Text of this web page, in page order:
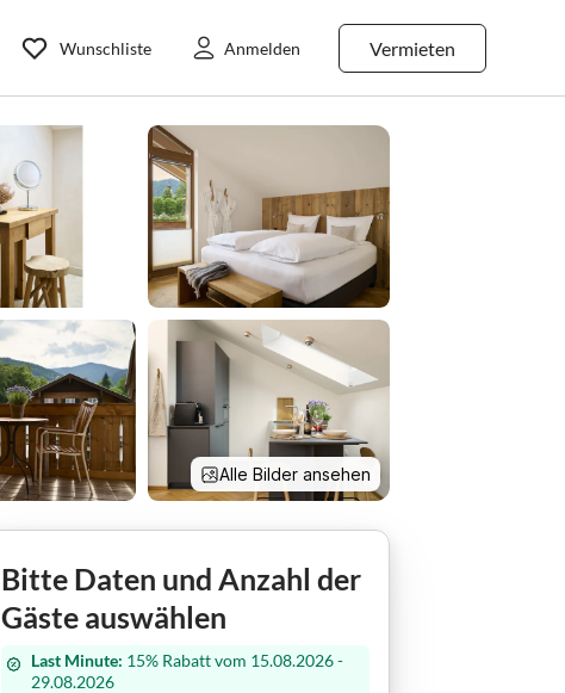
Vermieten
Wunschliste Anmelden
Alle Bilder ansehen
Bitte Daten und Anzahl der
Gäste auswählen
Last Minute: 15% Rabatt vom 15.08.2026 -
29.08.2026